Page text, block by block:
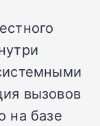
вызовов
на базе